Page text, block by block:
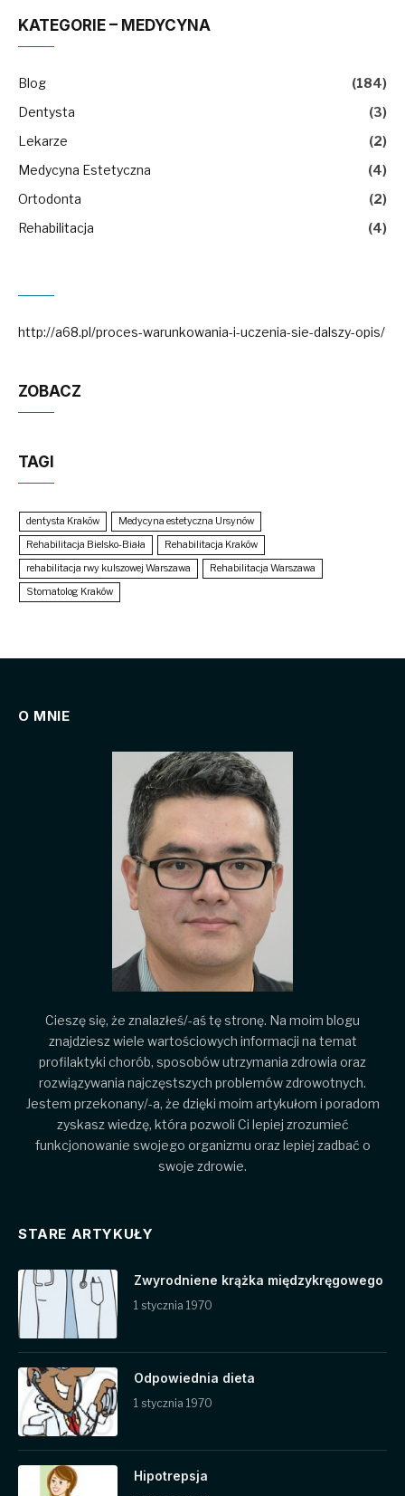
KATEGORIE – MEDYCYNA
Blog
(184)
Dentysta
(3)
Lekarze
(2)
Medycyna Estetyczna
(4)
Ortodonta
(2)
Rehabilitacja
(4)
http://a68.pl/proces-warunkowania-i-uczenia-sie-dalszy-opis/
ZOBACZ
TAGI
dentysta Kraków
Medycyna estetyczna Ursynów
Rehabilitacja Bielsko-Biała
Rehabilitacja Kraków
rehabilitacja rwy kulszowej Warszawa
Rehabilitacja Warszawa
Stomatolog Kraków
O MNIE
Cieszę się, że znalazłeś/-aś tę stronę. Na moim blogu
znajdziesz wiele wartościowych informacji na temat
profilaktyki chorób, sposobów utrzymania zdrowia oraz
rozwiązywania najczęstszych problemów zdrowotnych.
Jestem przekonany/-a, że dzięki moim artykułom i poradom
zyskasz wiedzę, która pozwoli Ci lepiej zrozumieć
funkcjonowanie swojego organizmu oraz lepiej zadbać o
swoje zdrowie.
STARE ARTYKUŁY
Zwyrodniene krążka międzykręgowego
1 stycznia 1970
Odpowiednia dieta
1 stycznia 1970
Hipotrepsja